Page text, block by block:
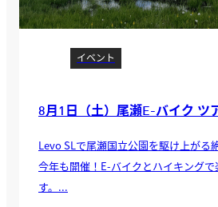
イベント
8月1日（土）尾瀬E-バイク ツ
Levo SLで尾瀬国立公園を駆け上がる
今年も開催！E-バイクとハイキング
す。...